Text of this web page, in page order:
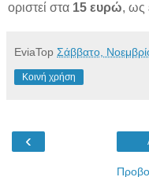
οριστεί στα 15 ευρώ, ως
EviaTop Σάββατο,
Κοινή χρήση
‹